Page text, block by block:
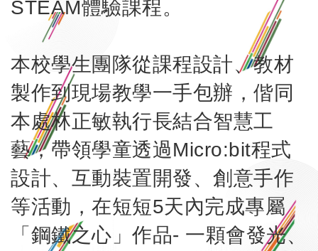
STEAM體驗課程。
本校學生團隊從課程設計、教材
製作到現場教學一手包辦，偕同
本處林正敏執行長結合智慧工
藝，帶領學童透過Micro:bit程式
設計、互動裝置開發、創意手作
等活動，在短短5天內完成專屬
「鋼鐵之心」作品- 一顆會發光、